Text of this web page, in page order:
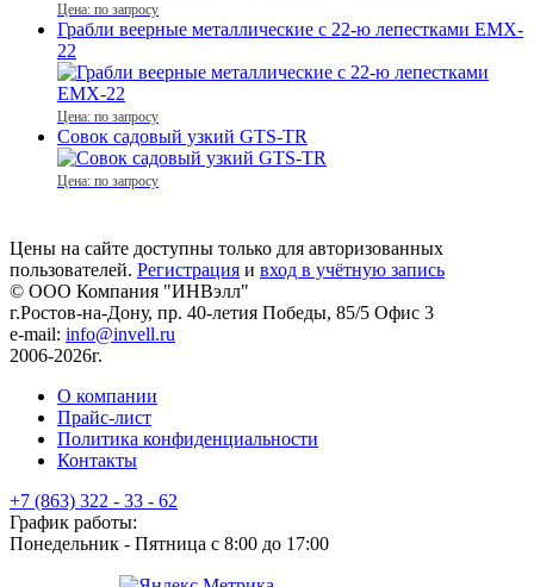
Цена: по запросу
Грабли веерные металлические с 22-ю лепестками EMX-
22
Цена: по запросу
Совок садовый узкий GTS-TR
Цена: по запросу
Цены на сайте доступны только для авторизованных
пользователей. Регистрация и вход в учётную запись
© ООО Компания "ИНВэлл"
г.Ростов-на-Дону, пр. 40-летия Победы, 85/5 Офис 3
e-mail: info@invell.ru
2006-2026г.
О компании
Прайс-лист
Политика конфиденциальности
Контакты
+7 (863) 322 - 33 - 62
График работы:
Понедельник - Пятница с 8:00 до 17:00